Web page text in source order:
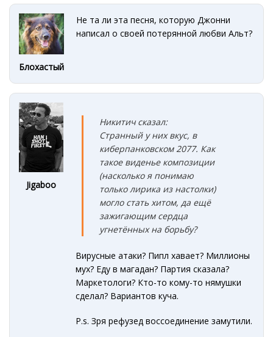
Блохастый
Не та ли эта песня, которую Джонни
написал о своей потерянной любви Альт?
Jigaboo
Никитич сказал:
Странныйу них вкус, в
киберпанковском 2077. Как
такое виденье композиции
(насколько я понимаю
только лирика из настолки)
могло стать хитом, да ещё
зажигающим сердца
угнетённых на борьбу?
Вирусные атаки? Пипл хавает? Миллионы
мух? Еду в магадан? Партия сказала?
Маркетологи? Кто-то кому-то нямушки
сделал? Вариантов куча.
P.s. Зря рефузед воссоединение замутили.